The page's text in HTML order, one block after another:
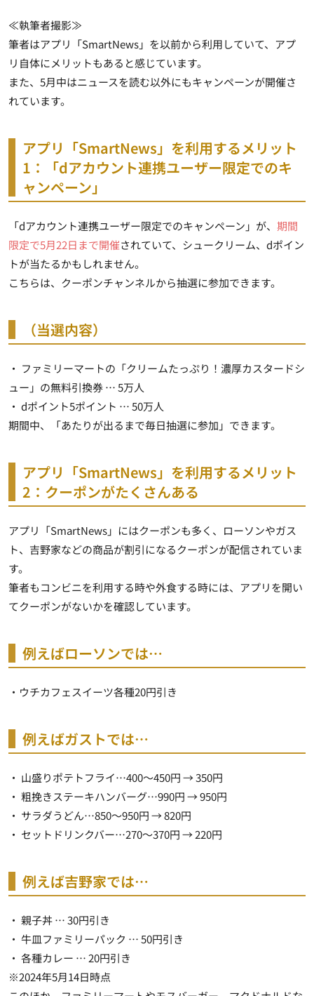
≪執筆者撮影≫
筆者はアプリ「SmartNews」を以前から利用していて、アプ
リ自体にメリットもあると感じています。
また、5月中はニュースを読む以外にもキャンペーンが開催さ
れています。
アプリ「SmartNews」を利用するメリット
1：「dアカウント連携ユーザー限定でのキ
ャンペーン」
「dアカウント連携ユーザー限定でのキャンペーン」が、 期間
限定で5月22日まで開催されていて、シュークリーム、dポイン
トが当たるかもしれません。
こちらは、クーポンチャンネルから抽選に参加できます。
（当選内容）
・ ファミリーマートの「クリームたっぷり！濃厚カスタードシ
ュー」の無料引換券 … 5万人
・ dポイント5ポイント … 50万人
期間中、「あたりが出るまで毎日抽選に参加」できます。
アプリ「SmartNews」を利用するメリット
2：クーポンがたくさんある
アプリ「SmartNews」にはクーポンも多く、ローソンやガス
ト、吉野家などの商品が割引になるクーポンが配信されていま
す。
筆者もコンビニを利用する時や外食する時には、アプリを開い
てクーポンがないかを確認しています。
例えばローソンでは…
・ウチカフェスイーツ各種20円引き
例えばガストでは…
・ 山盛りポテトフライ…400～450円 →350円
・ 粗挽きステーキハンバーグ…990円 →950円
・ サラダうどん…850～950円 →820円
・ セットドリンクバー…270～370円 →220円
例えば吉野家では…
・ 親子丼 …30円引き
・ 牛皿ファミリーパック …50円引き
・ 各種カレー …20円引き
※2024年5月14日時点